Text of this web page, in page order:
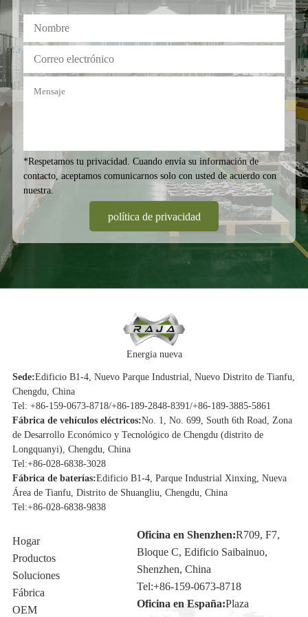
energía de 1,28 kWh.
*Respetamos tu privacidad. Cuando envía su información de
contacto, aceptamos comunicarnos solo con ustedde acuerdo con
nuestra.
Energia nueva
Sede:Edificio B1-4, Nuevo Parque Industrial, Nuevo Distrito de Tianfu,
Chengdu, China
Tel: +86-159-0673-8718/+86-189-2848-8391/+86-189-3885-5861
Fábrica de vehículos eléctricos:No. 1, No. 699, South 6th Road, Zona
de Desarrollo Económico y Tecnológico de Chengdu (distrito de
Longquanyi), Chengdu, China
Tel:+86-028-6838-3028
Fábrica de baterías:Edificio B1-4, Parque Industrial Xinxing, Nueva
Área de Tianfu, Distrito de Shuangliu, Chengdu, China
Tel:+86-028-6838-9838
Hogar
Productos
Soluciones
Fábrica
OEM
Oficina en Shenzhen:R709, F7,
Bloque C, Edificio Saibainuo,
Shenzhen, China
Tel:+86-159-0673-8718
Oficina en España:Plaza